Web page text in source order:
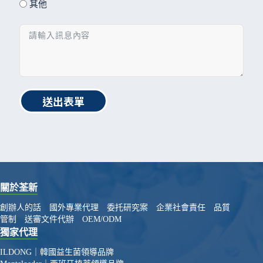
其他
送出表單
關於荃新
創辦人的話 國外專業代理 委托研究案 企業社會責任
品質
管制
送審文件代辦 OEM/ODM
獨家代理
ILDONG｜韓國益生菌領導品牌